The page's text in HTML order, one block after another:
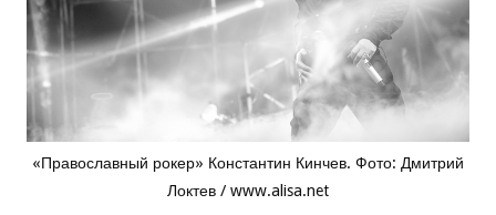
«Православный рокер» Константин Кинчев. Фото: Дмитрий
Локтев / www.alisa.net